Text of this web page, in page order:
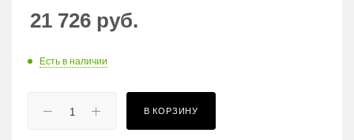
21 726 руб.
Есть в наличии
В КОРЗИНУ